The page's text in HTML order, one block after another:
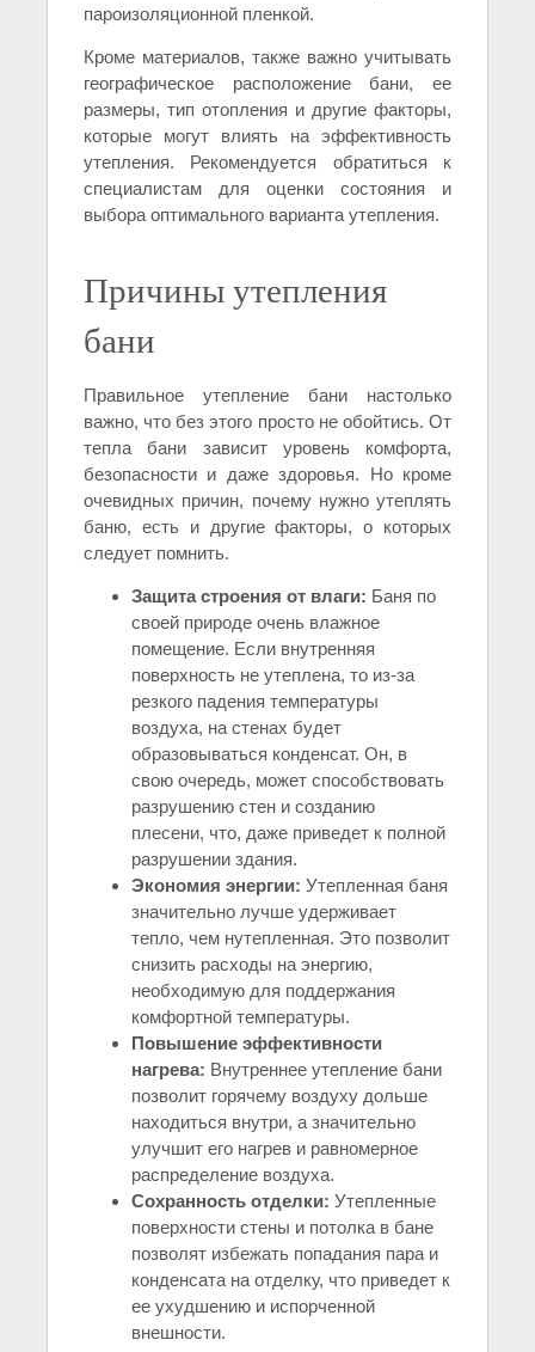
пароизоляционной пленкой.
Кроме материалов, также важно учитывать
географическое расположение бани, ее
размеры, тип отопления и другие факторы,
которые могут влиять на эффективность
утепления. Рекомендуется обратиться к
специалистам для оценки состояния и
выбора оптимального варианта утепления.
Причины утепления
бани
Правильное утепление бани настолько
важно, что без этого просто не обойтись. От
тепла бани зависит уровень комфорта,
безопасности и даже здоровья. Но кроме
очевидных причин, почему нужно утеплять
баню, есть и другие факторы, о которых
следует помнить.
Защита строения от влаги: Баня по
своей природе очень влажное
помещение. Если внутренняя
поверхность не утеплена, то из-за
резкого падения температуры
воздуха, на стенах будет
образовываться конденсат. Он, в
свою очередь, может способствовать
разрушению стен и созданию
плесени, что, даже приведет к полной
разрушении здания.
Экономия энергии: Утепленная баня
значительно лучше удерживает
тепло, чем нутепленная. Это позволит
снизить расходы на энергию,
необходимую для поддержания
комфортной температуры.
Повышение эффективности
нагрева: Внутреннее утепление бани
позволит горячему воздуху дольше
находиться внутри, а значительно
улучшит его нагрев и равномерное
распределение воздуха.
Сохранность отделки: Утепленные
поверхности стены и потолка в бане
позволят избежать попадания пара и
конденсата на отделку, что приведет к
ее ухудшению и испорченной
внешности.